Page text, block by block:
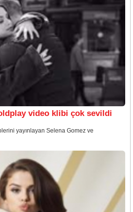
video klibi çok sevildi
yayınlayan Selena Gomez ve